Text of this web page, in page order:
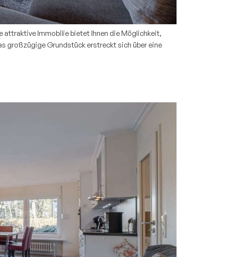
attraktive Immobilie bietet Ihnen die Möglichkeit,
großzügige Grundstück erstreckt sich über eine